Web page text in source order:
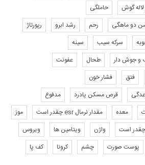
گوش
حاملگی
دو ماهگی
رحم رشد ابرو
رپورتاژ
سرکه سیب
سینه
و جوش دار
طحال
عفونت
فتق
فشار خون
قرص مسکن پادرد
مدفوع
معده مقدار نرمال esr چقدر است
موز
چقدر است
واژن ویتامین ها
ویروس
پوست صورت چشم کرونا
کف پا